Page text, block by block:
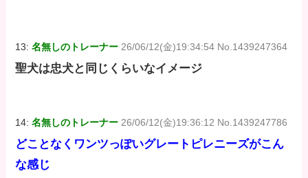
13:名無しのトレーナー 26/06/12(金)19:34:54 No.1439247364
聖犬は忠犬と同じくらいなイメージ
14:名無しのトレーナー 26/06/12(金)19:36:12 No.1439247786
どことなくワンツっぽいグレートピレニーズがこん
な感じ